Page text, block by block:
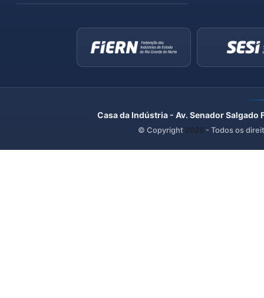
Casa da Indústria - Av. Senador
© Copyright 2026 - Todos os